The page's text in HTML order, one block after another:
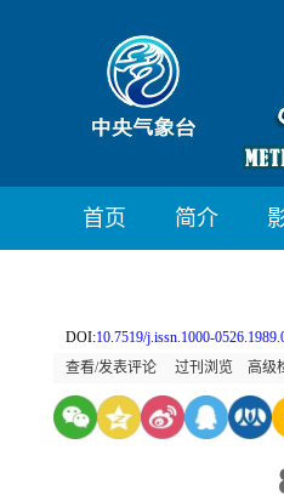
首页 简介
DOI:10.7519/j.issn.1000-
查看/发表评论
过刊浏览 高级